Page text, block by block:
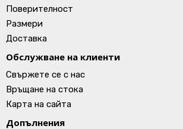
Поверителност
Размери
Доставка
Обслужване на клиенти
Свържете се с нас
Връщане на стока
Карта на сайта
Допълнения